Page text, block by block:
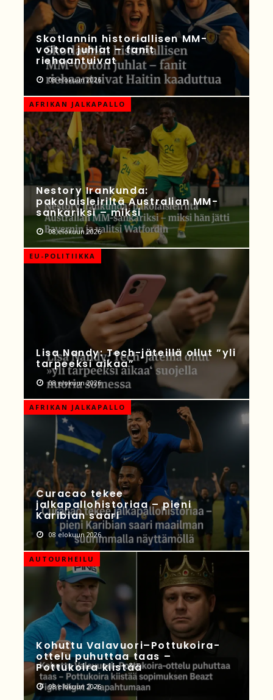
Skotlannin historiallisen MM-
voiton juhlat – fanit
riehaantuivat
08 elokuun 2026
AFRIKAN JALKAPALLO
Nestory Irankunda:
pakolaisleiriltä Australian MM-
sankariksi – miksi
08 elokuun 2026
EU-POLITIIKKA
Lisa Nandy: Tech-jäteillä ollut ”yli
tarpeeksi aikaa”
08 elokuun 2026
AFRIKAN JALKAPALLO
Curacao tekee
jalkapallohistoriaa – pieni
Karibian saari
08 elokuun 2026
AUTOURHEILU
Kohuttu Valavuori–Pottukoira-
ottelu puhuttaa taas –
Pottukoira kiistää
08 elokuun 2026